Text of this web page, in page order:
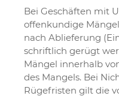
Bei Geschäften mit
offenkundige
nach Ablieferung
schriftlich gerügt
Mängel innerhalb
des Mangels. Bei
Rügefristen gilt die